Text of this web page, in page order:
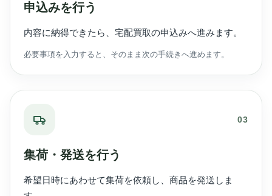
申込みを行う
内容に納得できたら、宅配買取の申込みへ進みます。
必要事項を入力すると、そのまま次の手続きへ進めます。
03
集荷・発送を行う
希望日時にあわせて集荷を依頼し、商品を発送しま